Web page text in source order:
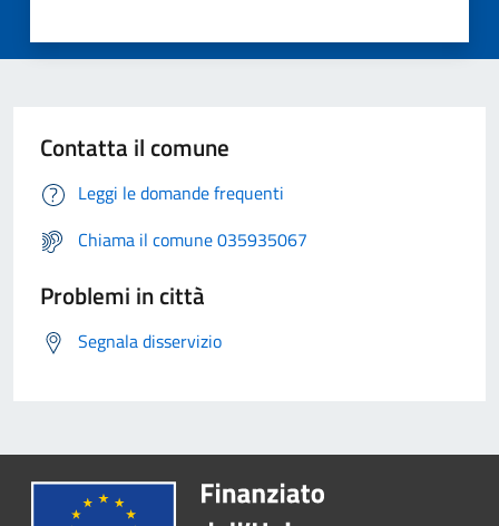
Contatta il comune
Leggi le domande frequenti
Chiama il comune 035935067
Problemi in città
Segnala disservizio